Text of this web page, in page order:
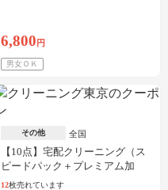
6,800 円
男女ＯＫ
その他 全国
【10点】宅配クリーニング（ス
ピードパック＋プレミアム加
工）
12枚売れています